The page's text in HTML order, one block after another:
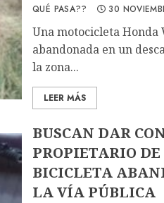
QUÉ PASA?? 30
Una motocicleta Honda
abandonada en un
la zona...
LEER MÁS
BUSCAN DAR
PROPIETARIO
BICICLETA
LA VÍA PÚBLICA